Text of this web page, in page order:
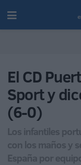
El CD
Sport y
(6-0)
Los infantiles
con los maños y
España por